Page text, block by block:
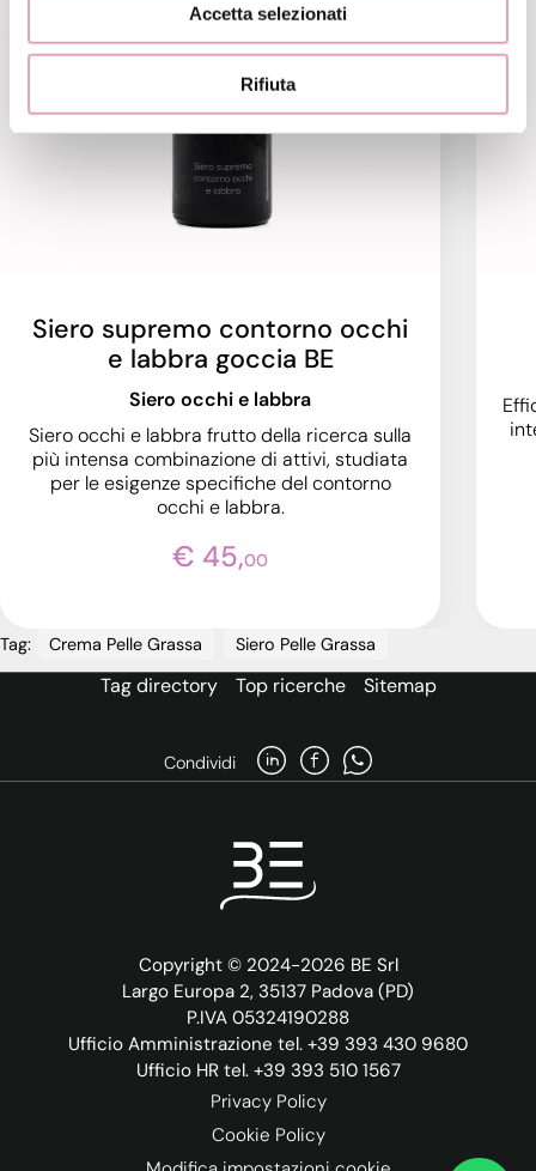
Accetta selezionati
Rifiuta
Siero supremo contorno occhi
e labbra goccia BE
Siero occhi e labbra
Siero occhi e labbra frutto della ricerca sulla
più intensa combinazione di attivi, studiata
per le esigenze specifiche del contorno
occhi e labbra.
€ 45,00
Tag: Crema Pelle Grassa Siero Pelle Grassa
Tag directory Top ricerche Sitemap
Condividi
Copyright © 2024-2026 BE Srl
Largo Europa 2, 35137 Padova (PD)
P.IVA 05324190288
Ufficio Amministrazione tel. +39 393 430 9680
Ufficio HR tel. +39 393 510 1567
Privacy Policy
Cookie Policy